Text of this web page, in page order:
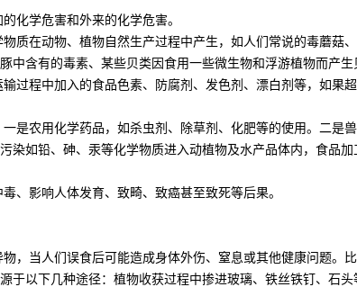
学危害和外来的化学危害。
在动物、植物自然生产过程中产生，如人们常说的毒蘑菇
中含有的毒素、某些贝类因食用一些微生物和浮游植物而产生
程中加入的食品色素、防腐剂、发色剂、漂白剂等，如果
农用化学药品，如杀虫剂、除草剂、化肥等的使用。二是
染如铅、砷、汞等化学物质进入动植物及水产品体内，食品
影响人体发育、致畸、致癌甚至致死等后果。
当人们误食后可能造成身体外伤、窒息或其他健康问题。比
于以下几种途径：植物收获过程中掺进玻璃、铁丝铁钉、石头